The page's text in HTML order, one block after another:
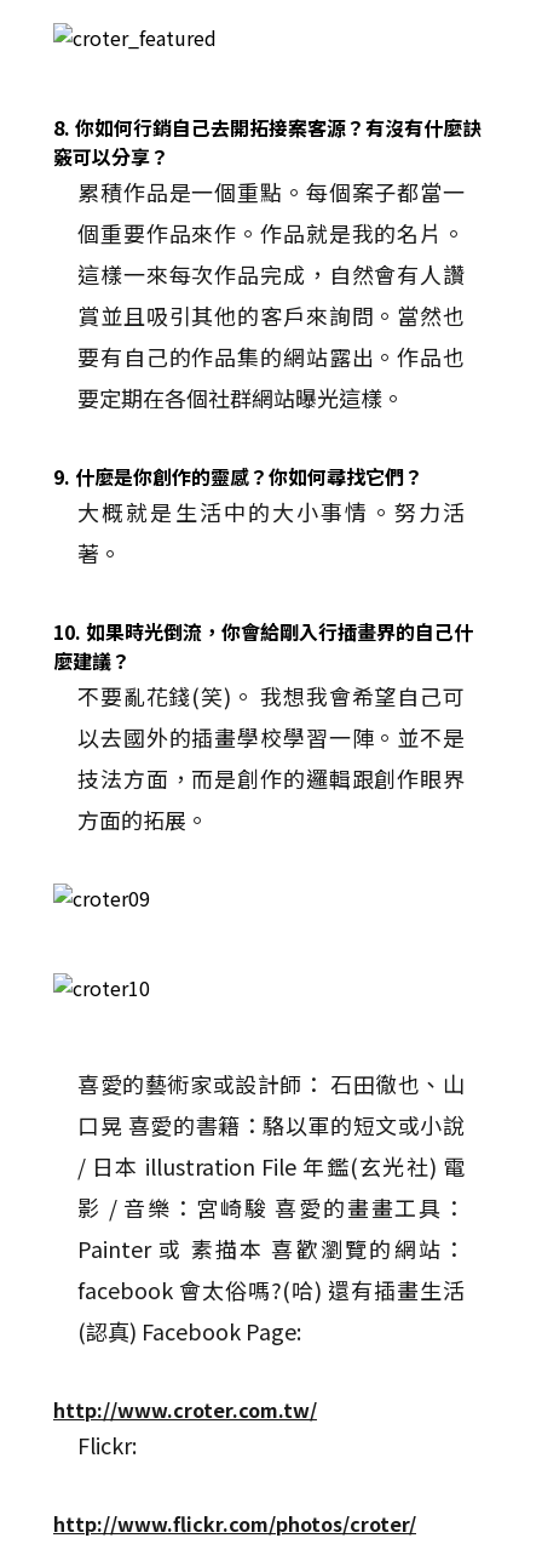
8. 你如何行銷自己去開拓接案客源？有沒有什麼訣
竅可以分享？
累積作品是一個重點。每個案子都當一
個重要作品來作。作品就是我的名片。
這樣一來每次作品完成，自然會有人讚
賞並且吸引其他的客戶來詢問。當然也
要有自己的作品集的網站露出。作品也
要定期在各個社群網站曝光這樣。
9. 什麼是你創作的靈感？你如何尋找它們？
大概就是生活中的大小事情。努力活
著。
10. 如果時光倒流，你會給剛入行插畫界的自己什
麼建議？
不要亂花錢(笑)。 我想我會希望自己可
以去國外的插畫學校學習一陣。並不是
技法方面，而是創作的邏輯跟創作眼界
方面的拓展。
喜愛的藝術家或設計師： 石田徹也、山
口晃 喜愛的書籍：駱以軍的短文或小說
/ 日本 illustration File 年鑑(玄光社) 電
影 / 音樂：宮崎駿 喜愛的畫畫工具：
Painter 或 素描本 喜歡瀏覽的網站：
facebook 會太俗嗎?(哈) 還有插畫生活
(認真) Facebook Page:
http://www.croter.com.tw/
Flickr:
http://www.flickr.com/photos/croter/